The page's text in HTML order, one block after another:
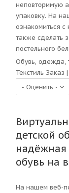
неповторимую
упаковку. На
ознакомиться
также сделать
постельного
Обувь, одежда,
Текстиль Заказ
детской
надёжная
обувь на
На нашем веб-